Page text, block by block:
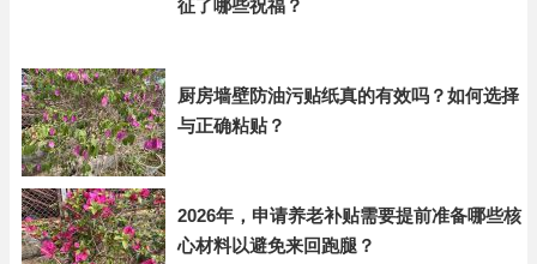
征了哪些祝福？
厨房墙壁防油污贴纸真的有效吗？如何选择
与正确粘贴？
2026年，申请养老补贴需要提前准备哪些核
心材料以避免来回跑腿？